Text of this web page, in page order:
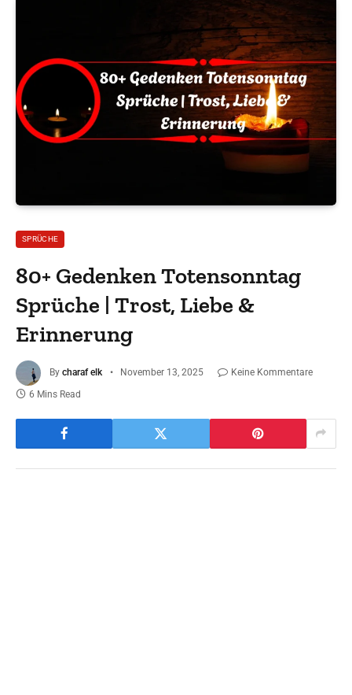
SPRÜCHE
80+ Gedenken Totensonntag
Sprüche | Trost, Liebe &
Erinnerung
By charaf elk November 13, 2025
Keine Kommentare
6 Mins Read